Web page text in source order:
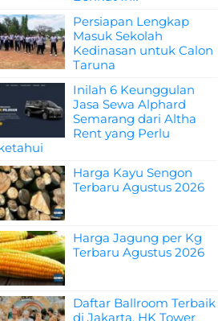
Persiapan Lengkap
Masuk Sekolah
Kedinasan untuk Calon
Taruna
Inilah 6 Keunggulan
Jasa Sewa Alphard
Semarang dari Altha
Rent yang Perlu
Harga Kayu Sengon
Terbaru Agustus 2026
Harga Jagung per Kg
Terbaru Agustus 2026
Daftar Ballroom Terbaik
di Jakarta, HK Tower